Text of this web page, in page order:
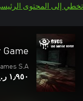
تخطي إلى المحتوى
Game
S.A.
١٫٩٥٠ ر.ع.‏